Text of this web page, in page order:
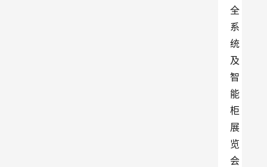
全
系
统
及
智
能
柜
展
览
会